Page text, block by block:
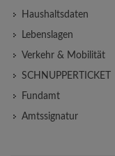
Haushaltsdaten
Lebenslagen
Verkehr & Mobilität
SCHNUPPERTICKET
Fundamt
Amtssignatur